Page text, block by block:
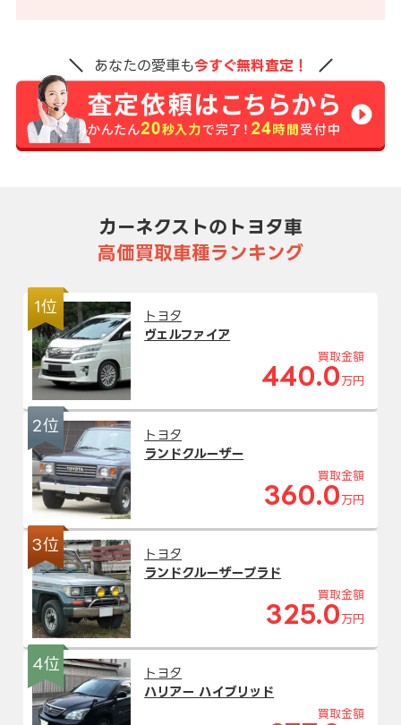
あなたの愛車も今すぐ無料査定！
カーネクストのトヨタ車
高価買取車種ランキング
1位
トヨタ
ヴェルファイア
買取金額
440.0 万円
2位
トヨタ
ランドクルーザー
買取金額
360.0 万円
3位
トヨタ
ランドクルーザープラド
買取金額
325.0 万円
4位
トヨタ
ハリアー ハイブリッド
買取金額